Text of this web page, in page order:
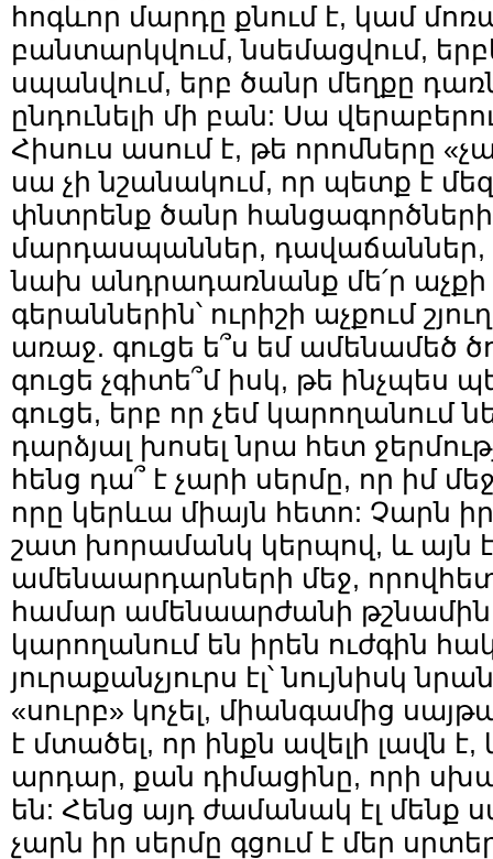
հոգևոր մարդը քնում է, կամ
բանտարկվում, նսեմացվում,
սպանվում, երբ ծանր մեղքը
ընդունելի մի բան: Սա
Հիսուս ասում է, թե որոմները
սա չի նշանակում, որ պետք է
փնտրենք ծանր
մարդասպաններ, դավաճաններ,
նախ անդրադառնանք մե՛ր աչքի
գերաններին՝ ուրիշի աչքում
առաջ. գուցե ե՞ս եմ ամենամեծ
գուցե չգիտե՞մ իսկ, թե ինչպես
գուցե, երբ որ չեմ կարողանում
դարձյալ խոսել նրա հետ
հենց դա՞ է չարի սերմը, որ իմ
որը կերևա միայն հետո: Չարն
շատ խորամանկ կերպով, և այն
ամենաարդարների մեջ,
համար ամենաարժանի
կարողանում են իրեն ուժգին
յուրաքանչյուրս էլ՝ նույնիսկ
«սուրբ» կոչել, միանգամից
է մտածել, որ ինքն ավելի լավն
արդար, քան դիմացինը, որի
են: Հենց այդ ժամանակ էլ մենք
չարն իր սերմը գցում է մեր